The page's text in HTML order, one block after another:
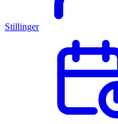
Stillinger